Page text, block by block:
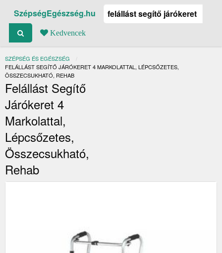
SzépségEgészség.hu
Kedvencek
SZÉPSÉG ÉS EGÉSZSÉG
JELENLEGI:
FELÁLLÁST SEGÍTŐ JÁRÓKERET 4 MARKOLATTAL, LÉPCSŐZETES,
ÖSSZECSUKHATÓ, REHAB
Felállást Segítő
Járókeret 4
Markolattal,
Lépcsőzetes,
Összecsukható,
Rehab